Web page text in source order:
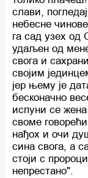
слави,
небесне
га сад узех од
удаљен од
свога и
својим
јер њему је
бесконачно
испуни се
своме
нађох и очи
сина свога, а
стоји с
непрестано".